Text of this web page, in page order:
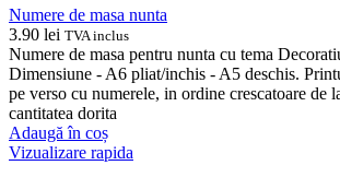
Numere de masa nunta
3.90 lei TVA inclus
Numere de masa pentru nunta cu tema
Dimensiune - A6 pliat/inchis - A5 deschis.
pe verso cu numerele, in ordine crescatoare de
cantitatea dorita
Adaugă în coș
Vizualizare rapida